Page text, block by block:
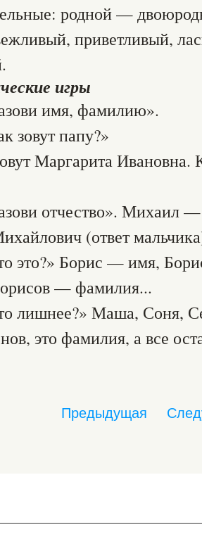
родной —
приветливый,
игры
имя, фамилию».
папу?»
Маргарита Ивановна.
отчество». Михаил —
(ответ
Борис — имя,
— фамилия...
Маша, Соня,
это фамилия, а все
Предыдущая